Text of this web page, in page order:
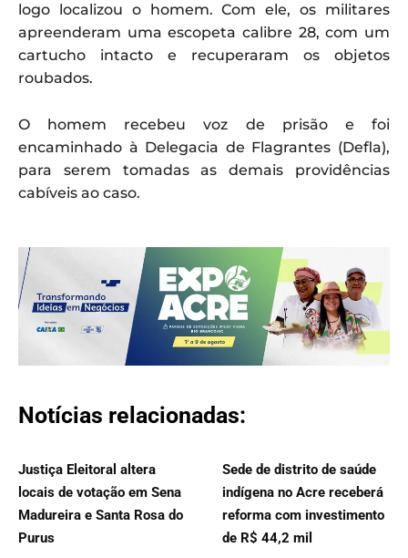
logo localizou o homem. Com ele, os militares
apreenderam uma escopeta calibre 28, com um
cartucho intacto e recuperaram os objetos
roubados.
O homem recebeu voz de prisão e foi
encaminhado à Delegacia de Flagrantes (Defla),
para serem tomadas as demais providências
cabíveis ao caso.
Notícias relacionadas:
Justiça Eleitoral altera
locais de votação em Sena
Madureira e Santa Rosa do
Purus
Sede de distrito de saúde
indígena no Acre receberá
reforma com investimento
de R$ 44,2 mil